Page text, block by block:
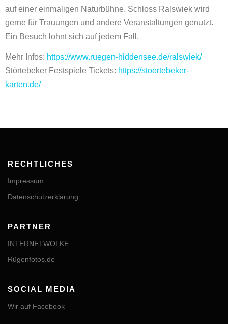
auf einer einmaligen Naturbühne. Schloss Ralswiek wird
gerne für Trauungen und andere Veranstaltungen genutzt.
Ein Besuch lohnt sich auf jedem Fall.
Mehr Infos: https://www.ruegen-hiddensee.de/ralswiek/
Störtebeker Festspiele Tickets: https://stoertebeker-
karten.de/
RECHTLICHES
Impressum
Datenschutzerklärung
PARTNER
INTERNETWOLKE
Rügenfotos.de
SOCIAL MEDIA
Wir auf Facebook